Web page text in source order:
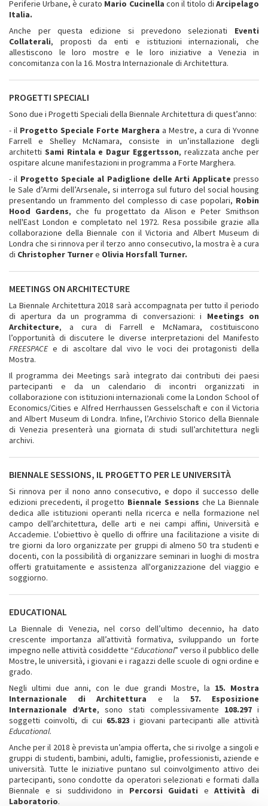
Periferie Urbane, è curato Mario Cucinella con il titolo di Arcipelago
Italia.
Anche per questa edizione si prevedono selezionati Eventi
Collaterali, proposti da enti e istituzioni internazionali, che
allestiscono le loro mostre e le loro iniziative a Venezia in
concomitanza con la 16. Mostra Internazionale di Architettura.
PROGETTI SPECIALI
Sono due i Progetti Speciali della Biennale Architettura di quest’anno:
- il Progetto Speciale Forte Marghera a Mestre, a cura di Yvonne
Farrell e Shelley McNamara, consiste in un’installazione degli
architetti Sami Rintala e Dagur Eggertsson, realizzata anche per
ospitare alcune manifestazioni in programma a Forte Marghera.
- il Progetto Speciale al Padiglione delle Arti Applicate presso
le Sale d’Armi dell’Arsenale, si interroga sul futuro del social housing
presentando un frammento del complesso di case popolari, Robin
Hood Gardens, che fu progettato da Alison e Peter Smithson
nell'East London e completato nel 1972. Resa possibile grazie alla
collaborazione della Biennale con il Victoria and Albert Museum di
Londra che si rinnova per il terzo anno consecutivo, la mostra è a cura
di Christopher Turnere Olivia Horsfall Turner.
MEETINGS ON ARCHITECTURE
La Biennale Architettura 2018 sarà accompagnata per tutto il periodo
di apertura da un programma di conversazioni: i Meetings on
Architecture, a cura di Farrell e McNamara, costituiscono
l’opportunità di discutere le diverse interpretazioni del Manifesto
FREESPACEe di ascoltare dal vivo le voci dei protagonisti della
Mostra.
Il programma dei Meetings sarà integrato dai contributi dei paesi
partecipanti e da un calendario di incontri organizzati in
collaborazione con istituzioni internazionali come la London School of
Economics/Cities e Alfred Herrhaussen Gesselschaft e con il Victoria
and Albert Museum di Londra. Infine, l’Archivio Storico della Biennale
di Venezia presenterà una giornata di studi sull’architettura negli
archivi.
BIENNALE SESSIONS, IL PROGETTO PER LE UNIVERSITÀ
Si rinnova per il nono anno consecutivo, e dopo il successo delle
edizioni precedenti, il progetto Biennale Sessions che La Biennale
dedica alle istituzioni operanti nella ricerca e nella formazione nel
campo dell’architettura, delle arti e nei campi affini, Università e
Accademie. L'obiettivo è quello di offrire una facilitazione a visite di
tre giorni da loro organizzate per gruppi di almeno 50 tra studenti e
docenti, con la possibilità di organizzare seminari in luoghi di mostra
offerti gratuitamente e assistenza all'organizzazione del viaggio e
soggiorno.
EDUCATIONAL
La Biennale di Venezia, nel corso dell’ultimo decennio, ha dato
crescente importanza all’attività formativa, sviluppando un forte
impegno nelle attività cosiddette “Educational” verso il pubblico delle
Mostre, le università, i giovani e i ragazzi delle scuole di ogni ordine e
grado.
Negli ultimi due anni, con le due grandi Mostre, la 15. Mostra
Internazionale di Architettura e la 57. Esposizione
Internazionale d’Arte, sono stati complessivamente 108.297i
soggetti coinvolti, di cui 65.823i giovani partecipanti alle attività
Educational.
Anche per il 2018 è prevista un’ampia offerta, che si rivolge a singoli e
gruppi di studenti, bambini, adulti, famiglie, professionisti, aziende e
università. Tutte le iniziative puntano sul coinvolgimento attivo dei
partecipanti, sono condotte da operatori selezionati e formati dalla
Biennale e si suddividono in Percorsi Guidati e Attività di
Laboratorio.